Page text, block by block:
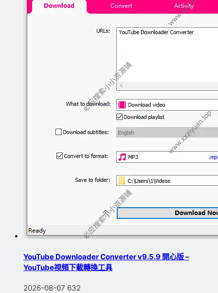
YouTube Downloader Converter v9.5.9 開心版 –
YouTube視頻下載轉換工具
2026-08-07 632